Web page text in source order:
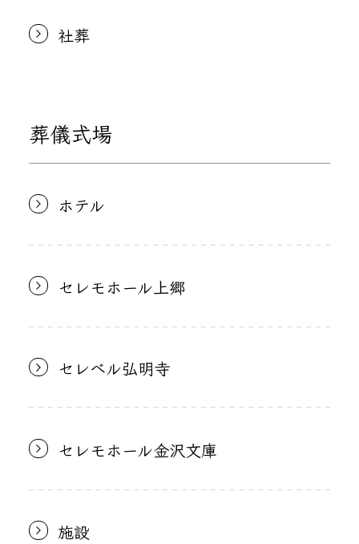
社葬
葬儀式場
ホテル
セレモホール上郷
セレベル弘明寺
セレモホール金沢文庫
施設